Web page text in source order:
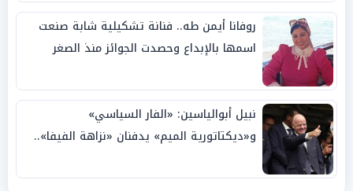
روفانا أيمن طه.. فنانة تشكيلية شابة صنعت
اسمها بالإبداع وحصدت الجوائز منذ الصغر
نبيل أبوالياسين: «الفار السياسي»
و«ديكتاتورية الميم» يدفنان «نزاهة الفيفا»..